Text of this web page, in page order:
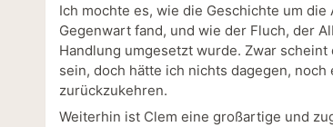
Ich mochte es, wie die Geschichte um
Gegenwart fand, und wie der Fluch, der
Handlung umgesetzt wurde. Zwar
sein, doch hätte ich nichts dagegen,
zurückzukehren.
Weiterhin ist Clem eine großartige und